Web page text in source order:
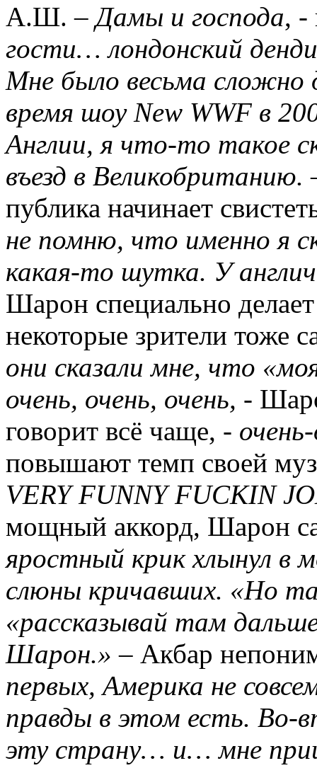
А.Ш. –Дамы и господа, -
гости… лондонский
Мне было весьма
время шоу New WWF в
Англии, я что-то такое
въезд в Великобританию.
публика начинает
не помню, что именно я
какая-то шутка. У
Шарон специально
некоторые зрители тоже
они сказали мне, что
очень, очень, очень, -
говорит всё чаще, -
повышают темп своей
VERY FUNNY FUCKIN
мощный аккорд, Шарон
яростный крик хлынул в
слюны кричавших. «Но
«рассказывай там
Шарон.» – Акбар
первых, Америка не
правды в этом есть. Во-
эту страну… и… мне